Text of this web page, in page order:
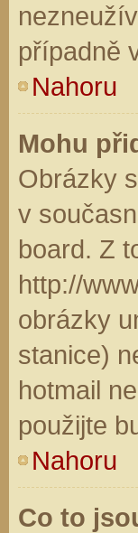
případně
Nahoru
Mohu
Obrázky
v
board. Z
http://
obrázky
stanice)
hotmail
použijte
Nahoru
Co to